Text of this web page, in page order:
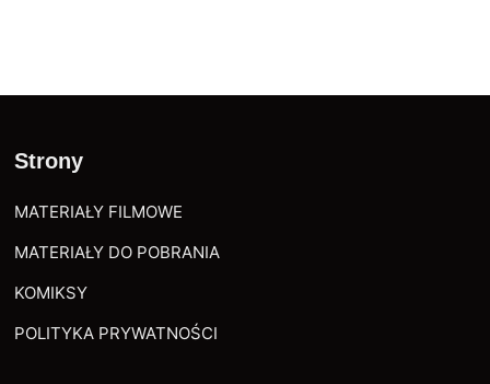
Strony
MATERIAŁY FILMOWE
MATERIAŁY DO POBRANIA
KOMIKSY
POLITYKA PRYWATNOŚCI